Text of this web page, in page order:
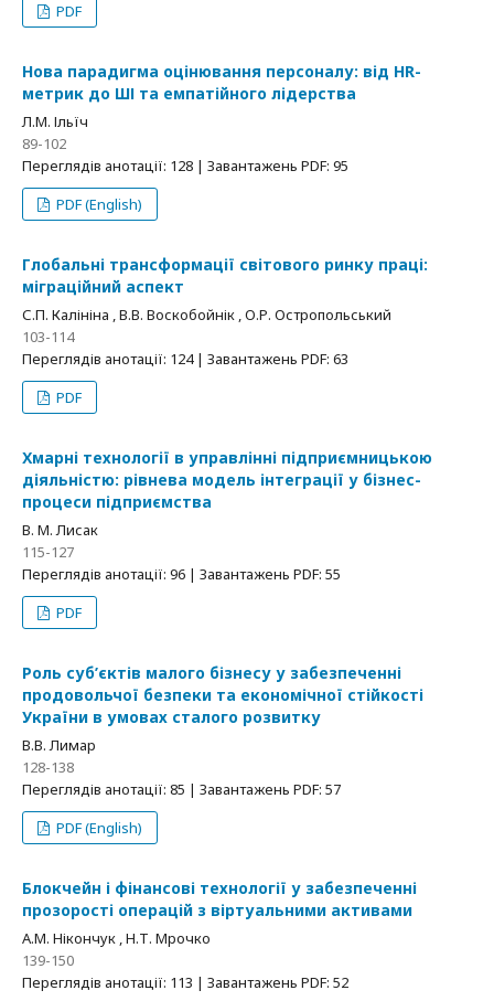
PDF
Нова парадигма оцінювання персоналу: від HR-
метрик до ШІ та емпатійного лідерства
Л.М. Ільїч
89-102
Переглядів анотації: 128 | Завантажень PDF: 95
PDF (English)
Глобальні трансформації світового ринку праці:
міграційний аспект
С.П. Калініна , В.В. Воскобойнік , О.Р. Остропольський
103-114
Переглядів анотації: 124 | Завантажень PDF: 63
PDF
Хмарні технології в управлінні підприємницькою
діяльністю: рівнева модель інтеграції у бізнес-
процеси підприємства
В. М. Лисак
115-127
Переглядів анотації: 96 | Завантажень PDF: 55
PDF
Роль суб’єктів малого бізнесу у забезпеченні
продовольчої безпеки та економічної стійкості
України в умовах сталого розвитку
В.В. Лимар
128-138
Переглядів анотації: 85 | Завантажень PDF: 57
PDF (English)
Блокчейн і фінансові технології у забезпеченні
прозорості операцій з віртуальними активами
А.М. Нікончук , Н.Т. Мрочко
139-150
Переглядів анотації: 113 | Завантажень PDF: 52